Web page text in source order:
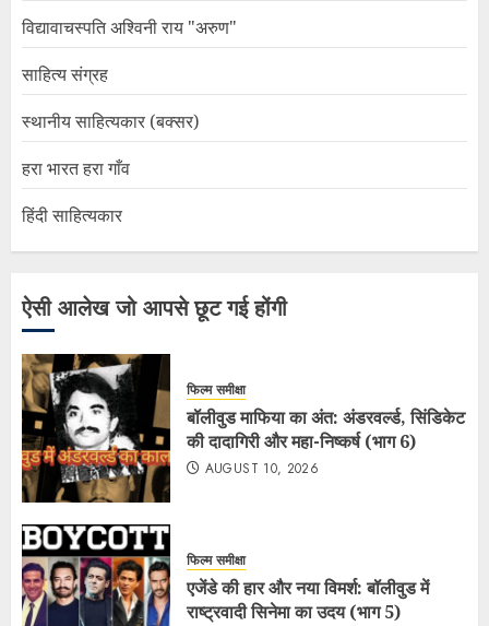
विद्यावाचस्पति अश्विनी राय "अरुण"
साहित्य संग्रह
स्थानीय साहित्यकार (बक्सर)
हरा भारत हरा गाँव
हिंदी साहित्यकार
ऐसी आलेख जो आपसे छूट गई होंगी
फिल्म समीक्षा
बॉलीवुड माफिया का अंत: अंडरवर्ल्ड, सिंडिकेट
की दादागिरी और महा-निष्कर्ष (भाग 6)
AUGUST 10, 2026
फिल्म समीक्षा
एजेंडे की हार और नया विमर्श: बॉलीवुड में
राष्ट्रवादी सिनेमा का उदय (भाग 5)